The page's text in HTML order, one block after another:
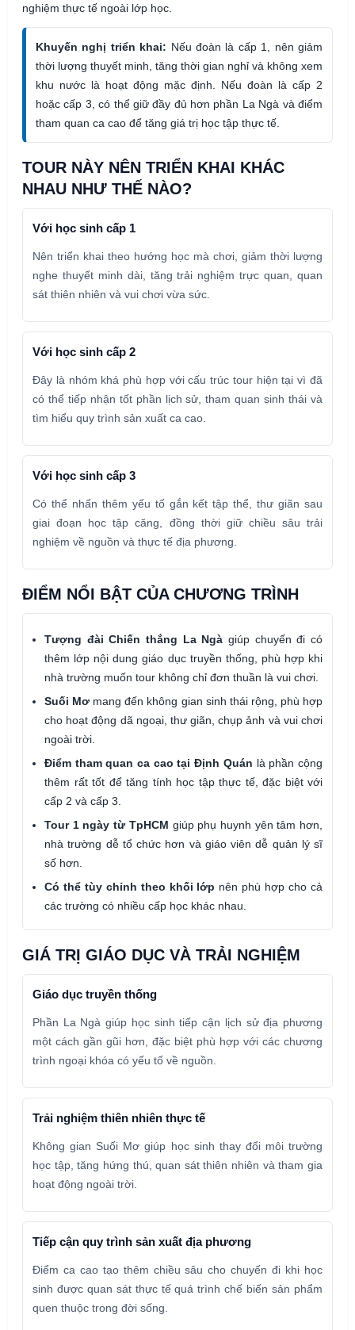
nghiệm thực tế ngoài lớp học.
Khuyến nghị triển khai: Nếu đoàn là cấp 1, nên giảm
thời lượng thuyết minh, tăng thời gian nghỉ và không xem
khu nước là hoạt động mặc định. Nếu đoàn là cấp 2
hoặc cấp 3, có thể giữ đầy đủ hơn phần La Ngà và điểm
tham quan ca cao để tăng giá trị học tập thực tế.
TOUR NÀY NÊN TRIỂN KHAI KHÁC
NHAU NHƯ THẾ NÀO?
Với học sinh cấp 1
Nên triển khai theo hướng học mà chơi, giảm thời lượng
nghe thuyết minh dài, tăng trải nghiệm trực quan, quan
sát thiên nhiên và vui chơi vừa sức.
Với học sinh cấp 2
Đây là nhóm khá phù hợp với cấu trúc tour hiện tại vì đã
có thể tiếp nhận tốt phần lịch sử, tham quan sinh thái và
tìm hiểu quy trình sản xuất ca cao.
Với học sinh cấp 3
Có thể nhấn thêm yếu tố gắn kết tập thể, thư giãn sau
giai đoạn học tập căng, đồng thời giữ chiều sâu trải
nghiệm về nguồn và thực tế địa phương.
ĐIỂM NỔI BẬT CỦA CHƯƠNG TRÌNH
Tượng đài Chiến thắng La Ngà giúp chuyến đi có
thêm lớp nội dung giáo dục truyền thống, phù hợp khi
nhà trường muốn tour không chỉ đơn thuần là vui chơi.
Suối Mơ mang đến không gian sinh thái rộng, phù hợp
cho hoạt động dã ngoại, thư giãn, chụp ảnh và vui chơi
ngoài trời.
Điểm tham quan ca cao tại Định Quán là phần cộng
thêm rất tốt để tăng tính học tập thực tế, đặc biệt với
cấp 2 và cấp 3.
Tour 1 ngày từ TpHCM giúp phụ huynh yên tâm hơn,
nhà trường dễ tổ chức hơn và giáo viên dễ quản lý sĩ
số hơn.
Có thể tùy chỉnh theo khối lớp nên phù hợp cho cả
các trường có nhiều cấp học khác nhau.
GIÁ TRỊ GIÁO DỤC VÀ TRẢI NGHIỆM
Giáo dục truyền thống
Phần La Ngà giúp học sinh tiếp cận lịch sử địa phương
một cách gần gũi hơn, đặc biệt phù hợp với các chương
trình ngoại khóa có yếu tố về nguồn.
Trải nghiệm thiên nhiên thực tế
Không gian Suối Mơ giúp học sinh thay đổi môi trường
học tập, tăng hứng thú, quan sát thiên nhiên và tham gia
hoạt động ngoài trời.
Tiếp cận quy trình sản xuất địa phương
Điểm ca cao tạo thêm chiều sâu cho chuyến đi khi học
sinh được quan sát thực tế quá trình chế biến sản phẩm
quen thuộc trong đời sống.